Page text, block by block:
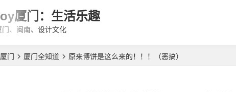
厦门：生活乐趣
门、闽南、设计文化
门 厦门全知道 原来博饼是这么来的！！！（恶搞）